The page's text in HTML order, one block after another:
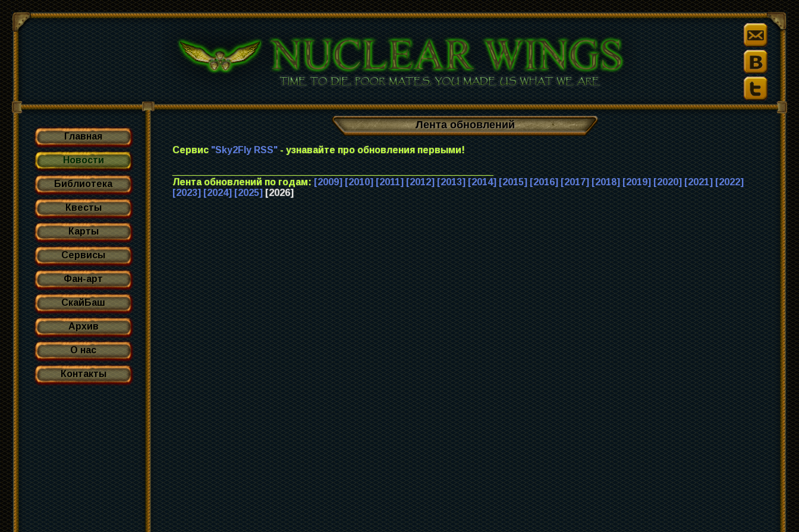
Главная
Новости
Библиотека
Квесты
Карты
Сервисы
Фан-арт
СкайБаш
Архив
О нас
Контакты
Лента обновлений
Сервис "Sky2Fly RSS"- узнавайте про обновления первыми!
Лента обновлений по годам: [2009] [2010] [2011] [2012] [2013] [2014] [2015] [2016] [2017] [2018] [2019] [2020] [2021] [2022]
[2023] [2024] [2025] [2026]